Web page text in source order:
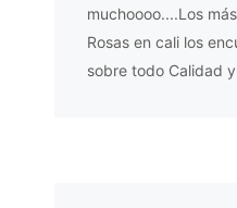
muchoooo....Los
Rosas en cali los
sobre todo Calidad